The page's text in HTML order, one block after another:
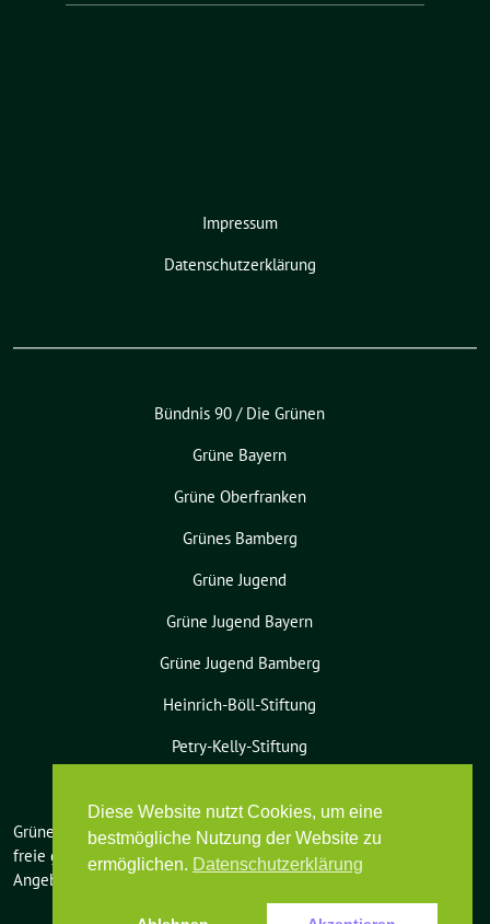
Impressum
Datenschutzerklärung
Bündnis 90 / Die Grünen
Grüne Bayern
Grüne Oberfranken
Grünes Bamberg
Grüne Jugend
Grüne Jugend Bayern
Grüne Jugend Bamberg
Heinrich-Böll-Stiftung
Petry-Kelly-Stiftung
Grüne Bamberg-Land benutzt das
freie grüne Themesunflower‐ ein
Angebot der
verdigado eG.
Diese Website nutzt Cookies, um eine
bestmögliche Nutzung der Website zu
ermöglichen. Datenschutzerklärung